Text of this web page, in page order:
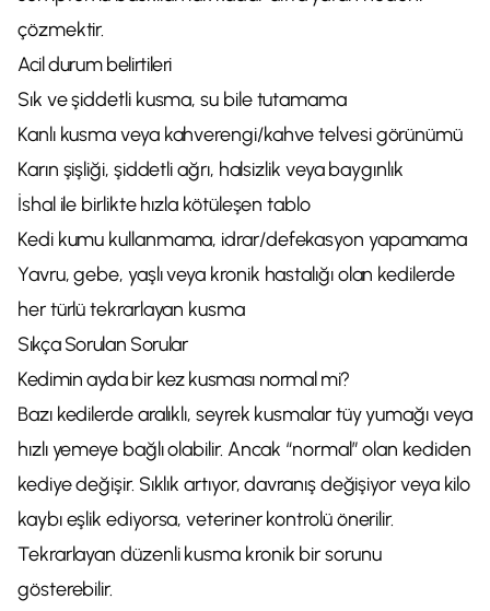
çözmektir.
Acil durum belirtileri
Sık ve şiddetli kusma, su bile tutamama
Kanlı kusma veya kahverengi/kahve telvesi görünümü
Karın şişliği, şiddetli ağrı, halsizlik veya baygınlık
İshal ile birlikte hızla kötüleşen tablo
Kedi kumu kullanmama, idrar/defekasyon yapamama
Yavru, gebe, yaşlı veya kronik hastalığı olan kedilerde
her türlü tekrarlayan kusma
Sıkça Sorulan Sorular
Kedimin ayda bir kez kusması normal mi?
Bazı kedilerde aralıklı, seyrek kusmalar tüy yumağı veya
hızlı yemeye bağlı olabilir. Ancak “normal” olan kediden
kediye değişir. Sıklık artıyor, davranış değişiyor veya kilo
kaybı eşlik ediyorsa, veteriner kontrolü önerilir.
Tekrarlayan düzenli kusma kronik bir sorunu
gösterebilir.